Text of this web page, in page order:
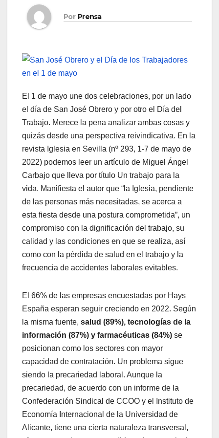
Por Prensa
El 1 de mayo une dos celebraciones, por un lado
el día de San José Obrero y por otro el Día del
Trabajo. Merece la pena analizar ambas cosas y
quizás desde una perspectiva reivindicativa. En la
revista Iglesia en Sevilla (nº 293, 1-7 de mayo de
2022) podemos leer un artículo de Miguel Ángel
Carbajo que lleva por título Un trabajo para la
vida. Manifiesta el autor que “la Iglesia, pendiente
de las personas más necesitadas, se acerca a
esta fiesta desde una postura comprometida”, un
compromiso con la dignificación del trabajo, su
calidad y las condiciones en que se realiza, así
como con la pérdida de salud en el trabajo y la
frecuencia de accidentes laborales evitables.
El 66% de las empresas encuestadas por Hays
España esperan seguir creciendo en 2022. Según
la misma fuente, salud (89%), tecnologías de la
información (87%) y farmacéuticas (84%) se
posicionan como los sectores con mayor
capacidad de contratación. Un problema sigue
siendo la precariedad laboral. Aunque la
precariedad, de acuerdo con un informe de la
Confederación Sindical de CCOO y el Instituto de
Economía Internacional de la Universidad de
Alicante, tiene una cierta naturaleza transversal,